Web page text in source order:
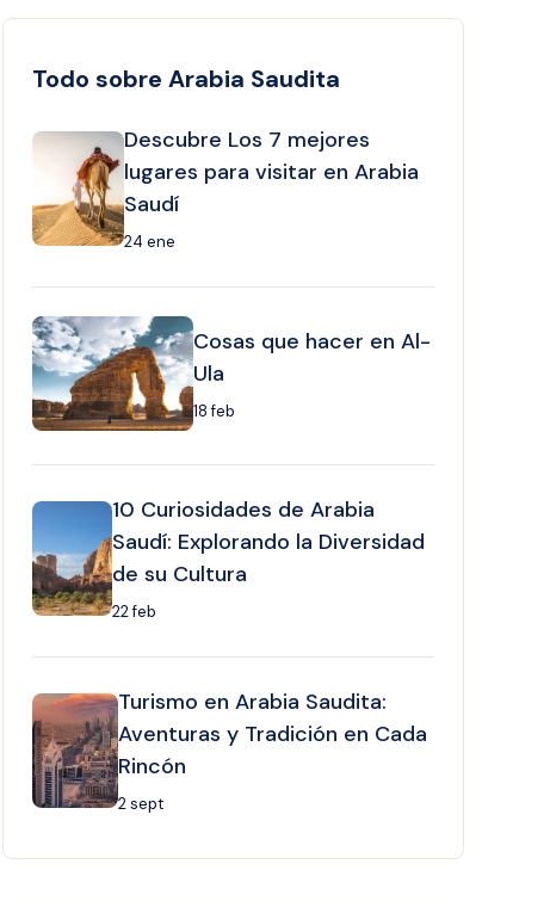
Todo sobre Arabia Saudita
Descubre Los 7 mejores
lugares para visitar en Arabia
Saudí
24 ene
Cosas que hacer en Al-
Ula
18 feb
10 Curiosidades de Arabia
Saudí: Explorando la Diversidad
de su Cultura
22 feb
Turismo en Arabia Saudita:
Aventuras y Tradición en Cada
Rincón
2 sept